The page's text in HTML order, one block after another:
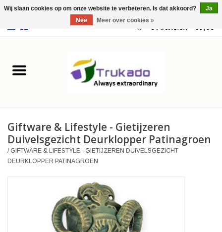
USD 0 Artikelen - €0,00
Leer
Merchandise
Retro Vintage
Giftware & Lifestyle - Gietijzeren
Duivelsgezicht Deurklopper Patinagroen
/ GIFTWARE & LIFESTYLE - GIETIJZEREN DUIVELSGEZICHT
DEURKLOPPER PATINAGROEN
Wij slaan cookies op om onze website te verbeteren. Is dat akkoord?
Ja
Nee
Meer over cookies »